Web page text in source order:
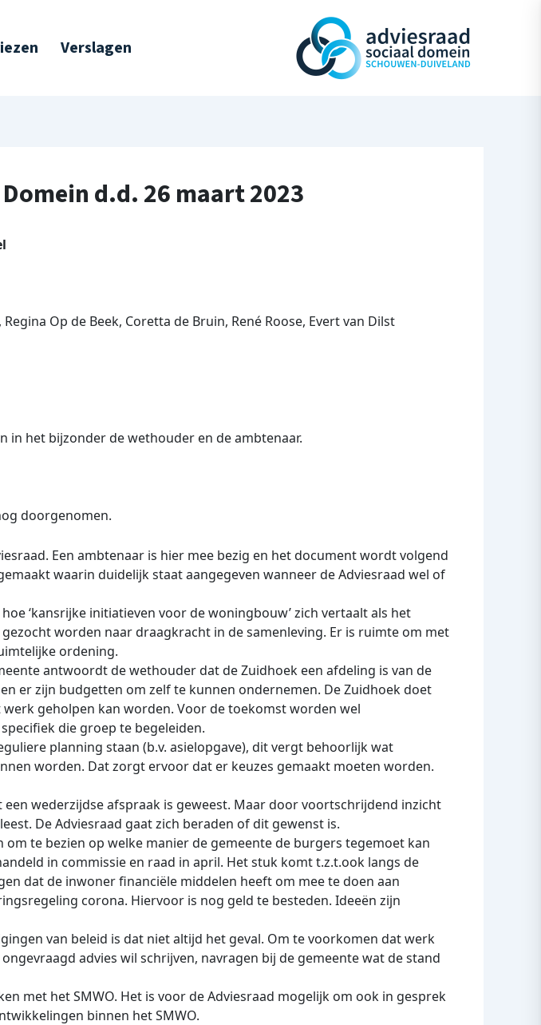
Verslagen
d.d. 26 maart 2023
Op de Beek, Coretta de Bruin, René Roose, Evert van Dilst
in het bijzonder de wethouder en de ambtenaar.
doorgenomen.
Een ambtenaar is hier mee bezig en het document wordt volgend
waarin duidelijk staat aangegeven wanneer de Adviesraad wel of
‘kansrijke initiatieven voor de woningbouw’ zich vertaalt als het
worden naar draagkracht in de samenleving. Er is ruimte om met
ordening.
antwoordt de wethouder dat de Zuidhoek een afdeling is van de
er zijn budgetten om zelf te kunnen ondernemen. De Zuidhoek doet
geholpen kan worden. Voor de toekomst worden wel
die groep te begeleiden.
planning staan (b.v. asielopgave), dit vergt behoorlijk wat
worden. Dat zorgt ervoor dat er keuzes gemaakt moeten worden.
wederzijdse afspraak is geweest. Maar door voortschrijdend inzicht
De Adviesraad gaat zich beraden of dit gewenst is.
te bezien op welke manier de gemeente de burgers tegemoet kan
in commissie en raad in april. Het stuk komt t.z.t.ook langs de
dat de inwoner financiële middelen heeft om mee te doen aan
corona. Hiervoor is nog geld te besteden. Ideeën zijn
van beleid is dat niet altijd het geval. Om te voorkomen dat werk
advies wil schrijven, navragen bij de gemeente wat de stand
met het SMWO. Het is voor de Adviesraad mogelijk om ook in gesprek
binnen het SMWO.